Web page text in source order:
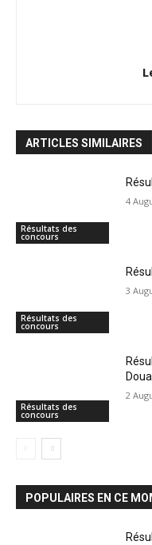
ARTICLES SIMILAIRES
Résultats des
concours
4
Résultats des
concours
3
Résultats des
concours
2
POPULAIRES EN CE